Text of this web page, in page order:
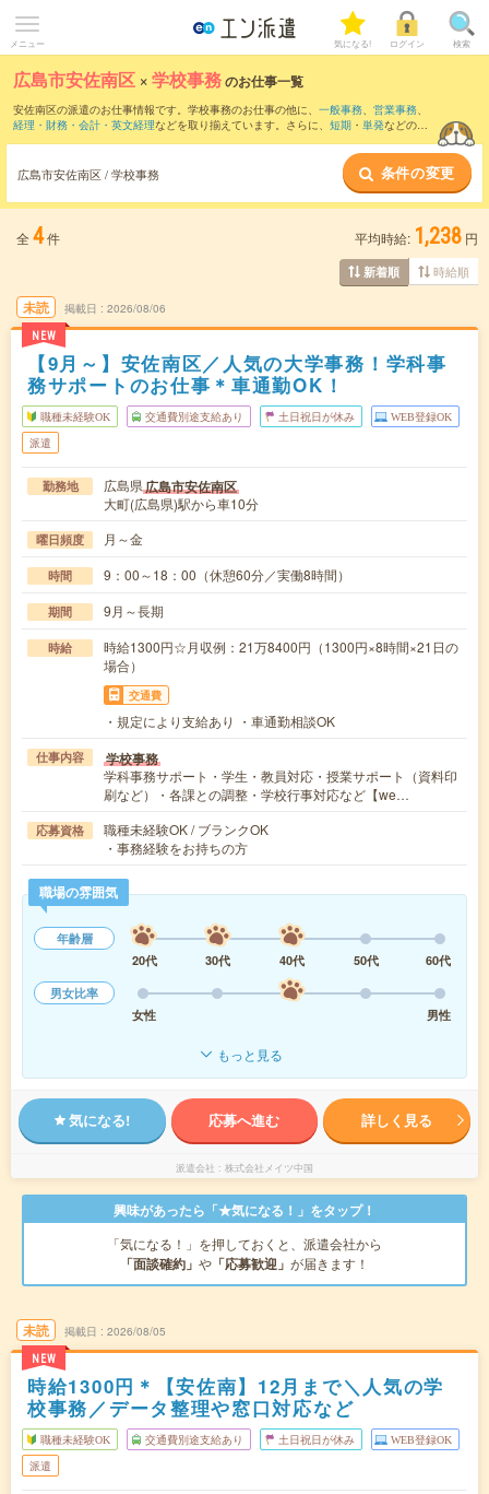
メニュー 気になる! ログイン 検索
広島市安佐南区 ×学校事務のお仕事一覧
安佐南区の派遣のお仕事情報です。学校事務のお仕事の他に、 一般事務、 営業事務、
経理・財務・会計・英文経理などを取り揃えています。さらに、 短期 ・ 単発などの期
広島市安佐南区 / 学校事務 条件の変更
全 4件 平均時給: 1,238 円
新着順 時給順
未読
NEW
掲載日 2026/08/06
【9月～】安佐南区／人気の大学事務！学科事
務サポートのお仕事＊車通勤OK！
職種未経験OK 交通費別途支給あり 土日祝日が休み WEB登録OK
派遣
勤務地 広島県広島市安佐南区
大町(広島県)駅から車10分
曜日頻度 月～金
時間 9：00～18：00（休憩60分／実働8時間）
期間 9月～長期
時給
時給1300円☆月収例：21万8400円（1300円×8時間×21日の
場合）
交通費
・規定により支給あり ・車通勤相談OK
仕事内容 学校事務
学科事務サポート・学生・教員対応・授業サポート（資料印
刷など）・各課との調整・学校行事対応など【we…
応募資格
職種未経験OK / ブランクOK
・事務経験をお持ちの方
職場の雰囲気
年齢層
20代
30代 40代 50代
60代
男女比率
女性
男性
もっと見る
気になる! 応募へ進む 詳しく見る
派遣会社 株式会社メイツ中国
興味があったら「★気になる！」をタップ！
「気になる！」を押しておくと、派遣会社から
「面談確約」 や 「応募歓迎」 が届きます！
未読
NEW
掲載日 2026/08/05
時給1300円＊【安佐南】12月まで＼人気の学
校事務／データ整理や窓口対応など
職種未経験OK 交通費別途支給あり 土日祝日が休み WEB登録OK
派遣